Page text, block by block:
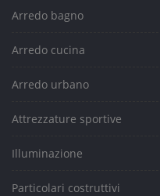
Arredo bagno
Arredo cucina
Arredo urbano
Attrezzature sportive
Illuminazione
Particolari costruttivi